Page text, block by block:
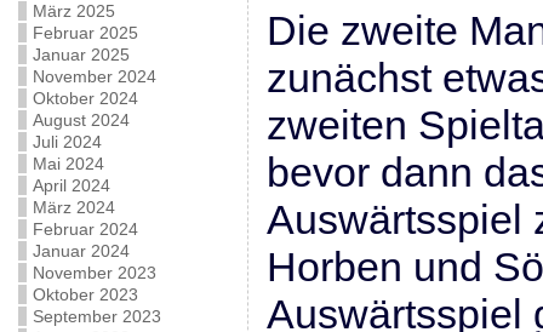
März 2025
Februar 2025
Januar 2025
November 2024
Oktober 2024
August 2024
Juli 2024
Mai 2024
April 2024
März 2024
Februar 2024
Januar 2024
November 2023
Oktober 2023
September 2023
Die zweite
zunächst
zweiten
bevor dann
Auswärtsspiel
Horben und
Auswärtsspiel